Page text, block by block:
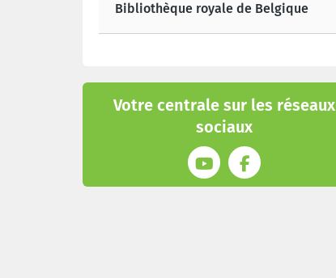
Bibliothèque royale de Belgique
Votre centrale sur les réseaux
sociaux